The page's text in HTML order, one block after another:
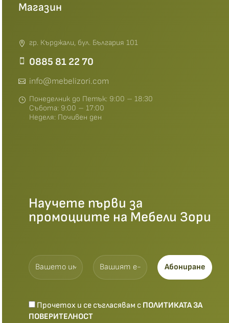
Магазин
гр. Кърджали, бул. България 101
0885 81 22 70
info@mebelizori.com
Понеделник до Петък: 9:00 – 18:30
Събота: 9:00 – 17:00
Неделя: Почивен ден
Научете първи за
промоциите на Мебели Зори
Прочетох и се съгласявам с ПОЛИТИКАТА ЗА
ПОВЕРИТЕЛНОСТ